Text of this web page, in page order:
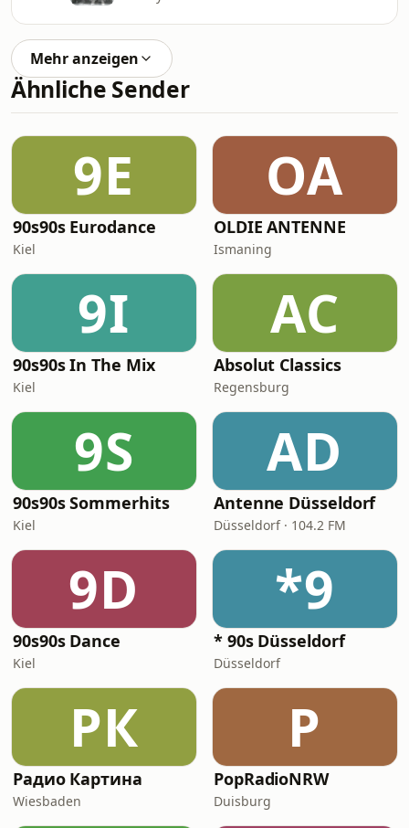
Mehr anzeigen
Ähnliche Sender
9E
90s90s Eurodance
Kiel
OA
OLDIE ANTENNE
Ismaning
9I
90s90s In The Mix
Kiel
AC
Absolut Classics
Regensburg
9S
90s90s Sommerhits
Kiel
AD
Antenne Düsseldorf
Düsseldorf · 104.2 FM
9D
90s90s Dance
Kiel
*9
* 90s Düsseldorf
Düsseldorf
РК
Радио Картина
Wiesbaden
P
PopRadioNRW
Duisburg